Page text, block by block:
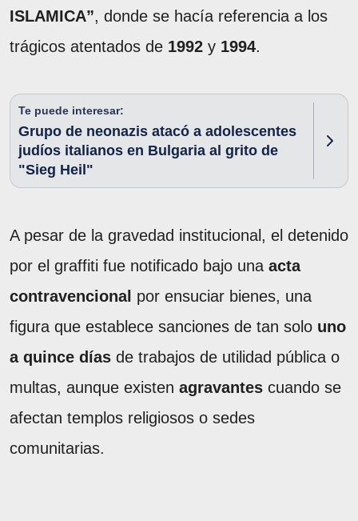
ISLAMICA”, donde se hacía referencia a los
trágicos atentados de 1992 y 1994.
Te puede interesar:
Grupo de neonazis atacó a adolescentes
judíos italianos en Bulgaria al grito de
"Sieg Heil"
A pesar de la gravedad institucional, el detenido
por el graffiti fue notificado bajo una acta
contravencional por ensuciar bienes, una
figura que establece sanciones de tan solo uno
a quince días de trabajos de utilidad pública o
multas, aunque existen agravantes cuando se
afectan templos religiosos o sedes
comunitarias.